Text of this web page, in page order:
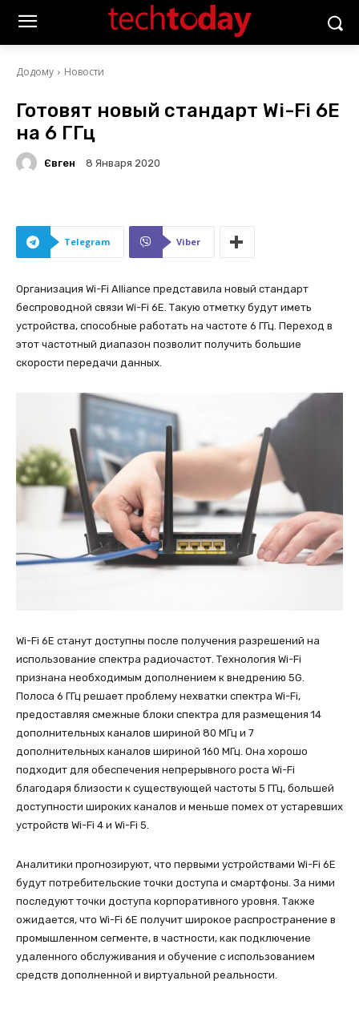
Додому Новости
Готовят новый стандарт Wi-Fi 6E
на 6 ГГц
Євген 8 Января 2020
Telegram Viber
Организация Wi-Fi Alliance представила новый стандарт
беспроводной связи Wi-Fi 6E. Такую отметку будут иметь
устройства, способные работать на частоте 6 ГГц. Переход в
этот частотный диапазон позволит получить большие
скорости передачи данных.
Wi-Fi 6E станут доступны после получения разрешений на
использование спектра радиочастот. Технология Wi-Fi
признана необходимым дополнением к внедрению 5G.
Полоса 6 ГГц решает проблему нехватки спектра Wi-Fi,
предоставляя смежные блоки спектра для размещения 14
дополнительных каналов шириной 80 МГц и 7
дополнительных каналов шириной 160 МГц. Она хорошо
подходит для обеспечения непрерывного роста Wi-Fi
благодаря близости к существующей частоты 5 ГГц, большей
доступности широких каналов и меньше помех от устаревших
устройств Wi-Fi 4 и Wi-Fi 5.
Аналитики прогнозируют, что первыми устройствами Wi-Fi 6E
будут потребительские точки доступа и смартфоны. За ними
последуют точки доступа корпоративного уровня. Также
ожидается, что Wi-Fi 6E получит широкое распространение в
промышленном сегменте, в частности, как подключение
удаленного обслуживания и обучение с использованием
средств дополненной и виртуальной реальности.